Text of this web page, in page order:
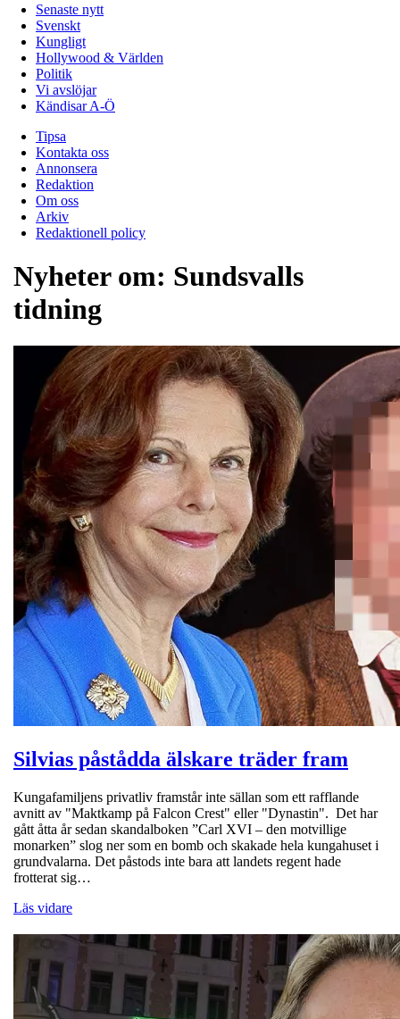
Senaste nytt
Svenskt
Kungligt
Hollywood & Världen
Politik
Vi avslöjar
Kändisar A-Ö
Tipsa
Kontakta oss
Annonsera
Redaktion
Om oss
Arkiv
Redaktionell policy
Nyheter om: Sundsvalls
tidning
Silvias påstådda älskare träder fram
Kungafamiljens privatliv framstår inte sällan som ett rafflande
avnitt av "Maktkamp på Falcon Crest" eller "Dynastin". Det har
gått åtta år sedan skandalboken ”Carl XVI – den motvillige
monarken” slog ner som en bomb och skakade hela kungahuset i
grundvalarna. Det påstods inte bara att landets regent hade
frotterat sig…
Läs vidare